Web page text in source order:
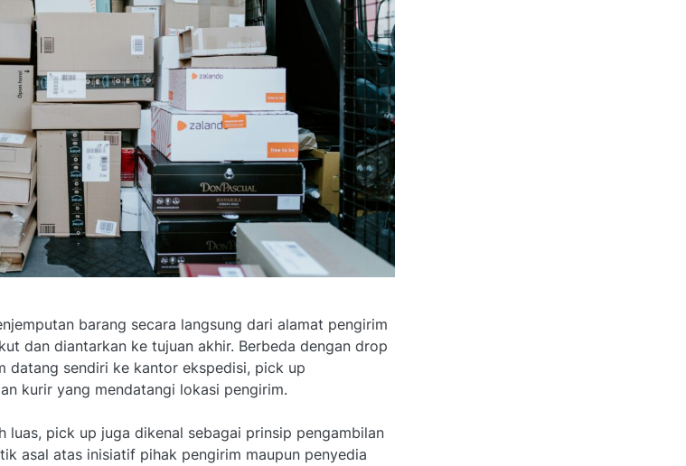
barang secara langsung dari alamat pengirim
dan diantarkan ke tujuan akhir. Berbeda dengan drop
datang sendiri ke kantor ekspedisi, pick up
kurir yang mendatangi lokasi pengirim.
luas, pick up juga dikenal sebagai prinsip pengambilan
asal atas inisiatif pihak pengirim maupun penyedia